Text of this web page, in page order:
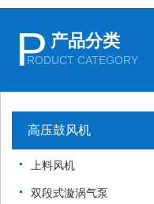
P 产品分类
RODUCT CATEGORY
高压鼓风机
上料风机
双段式漩涡气泵